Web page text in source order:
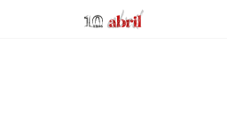
AbrilAbril